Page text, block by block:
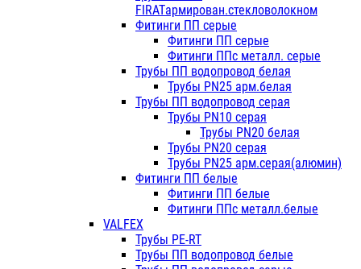
FIRATармирован.стекловолокном
Фитинги ПП серые
Фитинги ПП серые
Фитинги ППс металл. серые
Трубы ПП водопровод белая
Трубы PN25 арм.белая
Трубы ПП водопровод серая
Трубы PN10 серая
Трубы PN20 белая
Трубы PN20 серая
Трубы PN25 арм.серая(алюмин)
Фитинги ПП белые
Фитинги ПП белые
Фитинги ППс металл.белые
VALFEX
Трубы PE-RT
Трубы ПП водопровод белые